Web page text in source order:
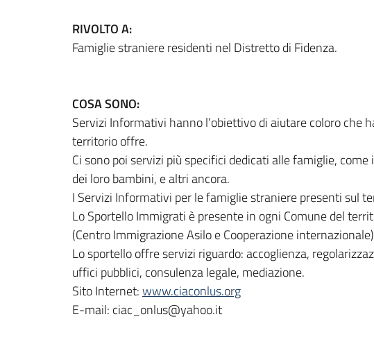
RIVOLTO A:
Famiglie straniere residenti nel Distretto di Fidenza.
COSA SONO:
Servizi Informativi hanno l’obiettivo di aiutare coloro che
territorio offre.
Ci sono poi servizi più specifici dedicati alle famiglie,
dei loro bambini, e altri ancora.
I Servizi Informativi per le famiglie straniere presenti sul
Lo Sportello Immigrati è presente in ogni Comune del
(Centro Immigrazione Asilo e Cooperazione internazionale)
Lo sportello offre servizi riguardo: accoglienza,
uffici pubblici, consulenza legale, mediazione.
Sito Internet:www.ciaconlus.org
E-mail: ciac_onlus@yahoo.it